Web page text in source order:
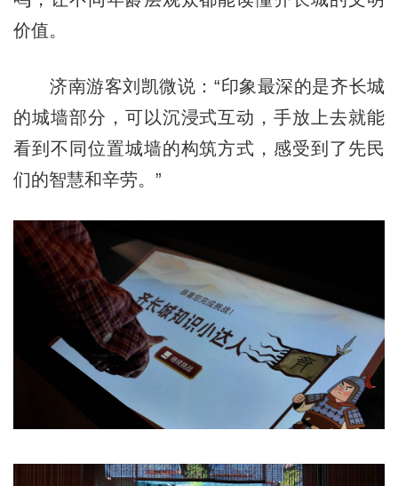
价值。
济南游客刘凯微说：“印象最深的是齐长城
的城墙部分，可以沉浸式互动，手放上去就能
看到不同位置城墙的构筑方式，感受到了先民
们的智慧和辛劳。”